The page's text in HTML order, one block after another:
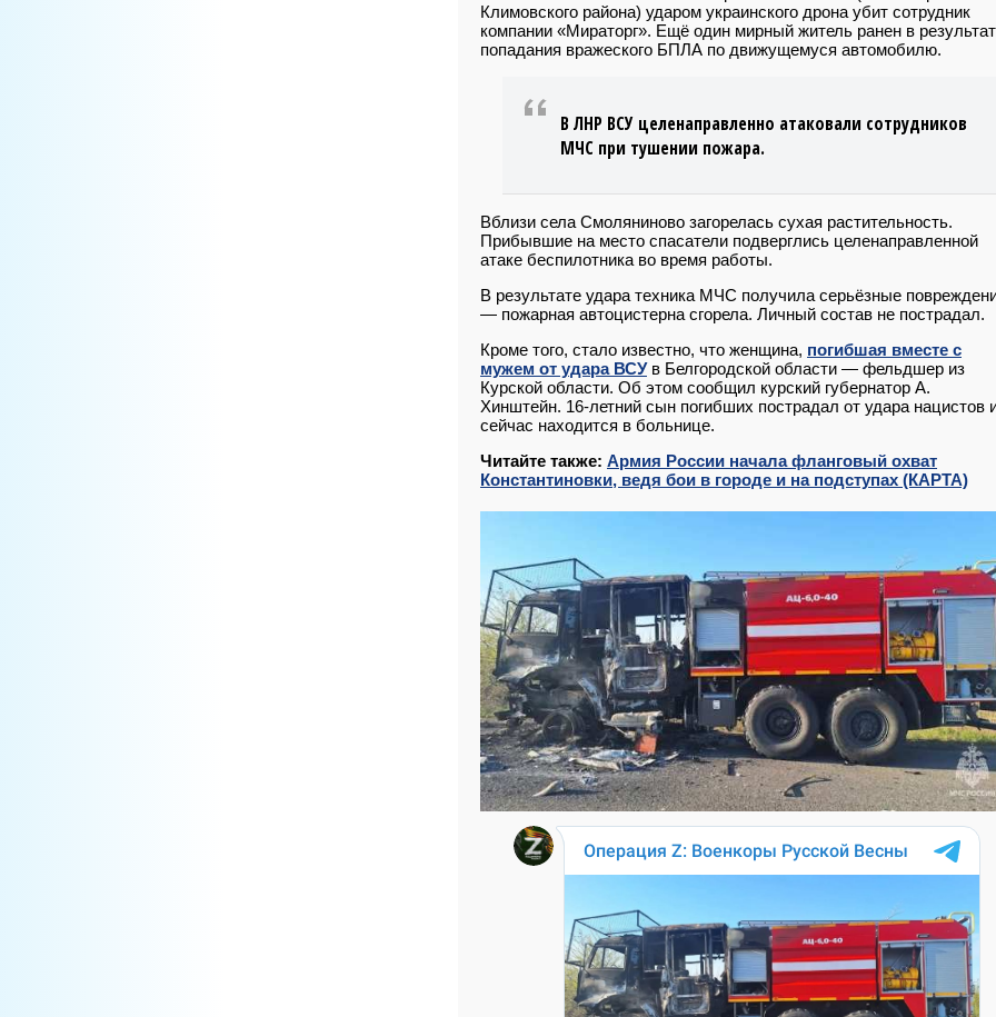
Климовского района) ударом украинского дрона убит сотрудник
компании «Мираторг». Ещё один мирный житель ранен в
попадания вражеского БПЛА по движущемуся автомобилю.
В ЛНР ВСУ целенаправленно атаковали сотрудников
МЧС при тушении пожара.
Вблизи села Смоляниново загорелась сухая растительность.
Прибывшие на место спасатели подверглись целенаправленной
атаке беспилотника во время работы.
В результате удара техника МЧС получила серьёзные
— пожарная автоцистерна сгорела. Личный состав не пострадал.
Кроме того, стало известно, что женщина, погибшая вместе с
мужем от удара ВСУв Белгородской области — фельдшер из
Курской области. Об этом сообщил курский губернатор А.
Хинштейн. 16-летний сын погибших пострадал от удара нацистов
сейчас находится в больнице.
Читайте также: Армия России начала фланговый охват
Константиновки, ведя бои в городе и на подступах (КАРТА)